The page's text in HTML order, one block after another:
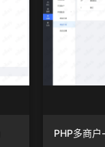
PHP多商